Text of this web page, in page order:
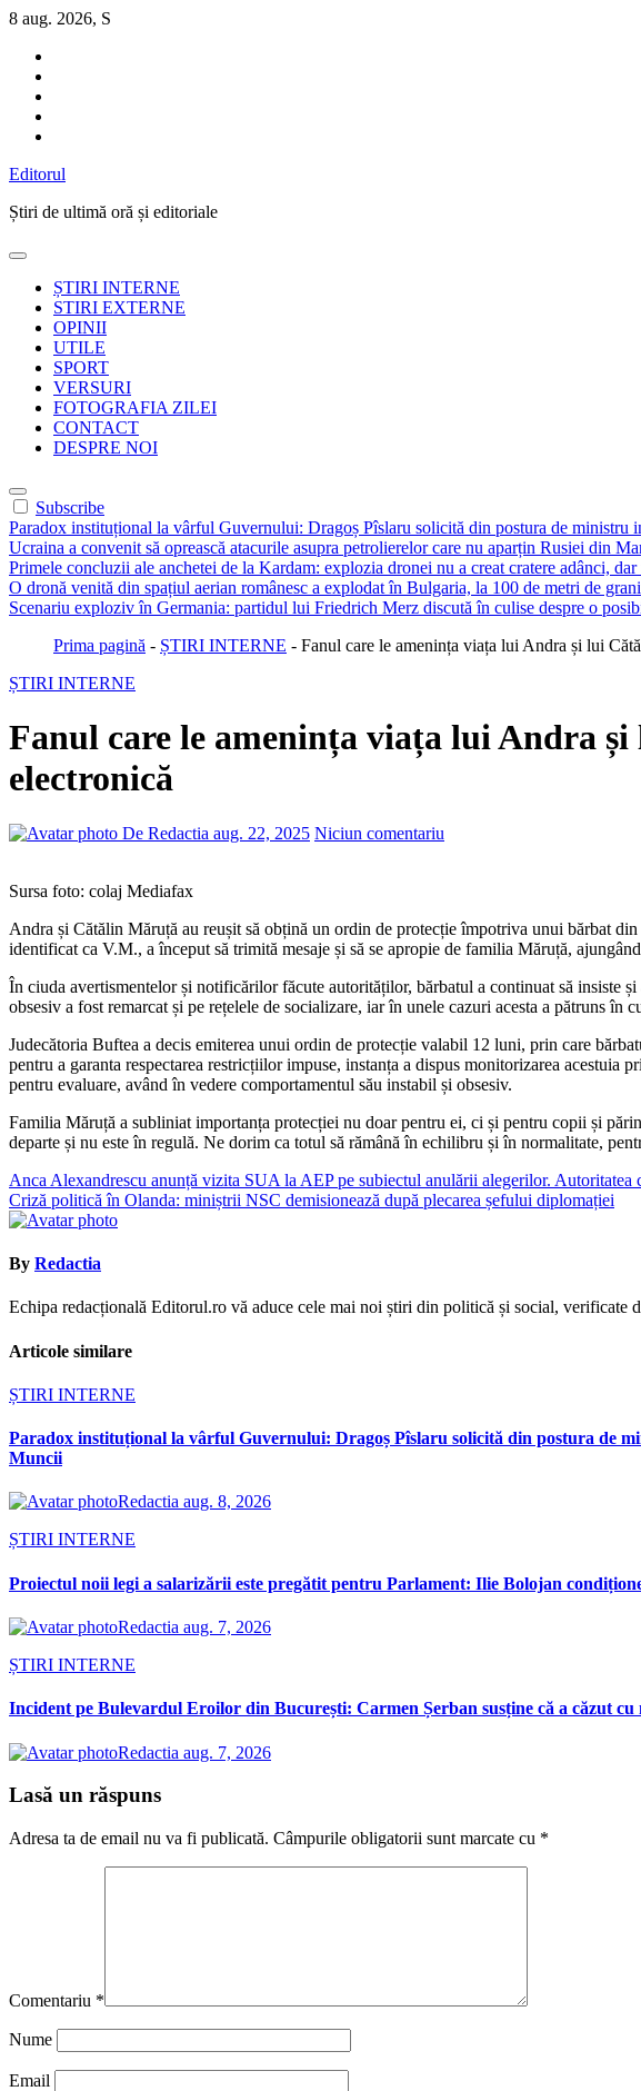
Sari
conținut
8 aug. 2026, S
Editorul
Știri de ultimă oră și editoriale
ȘTIRI INTERNE
STIRI EXTERNE
OPINII
UTILE
SPORT
VERSURI
FOTOGRAFIA ZILEI
CONTACT
DESPRE NOI
Subscribe
Paradox instituțional la vârful Guvernului: Dragoș Pîslaru solicită din postura de
Ucraina a convenit să oprească atacurile asupra petrolierelor care nu aparțin Rusiei din
Primele concluzii ale anchetei de la Kardam: explozia dronei nu a creat cratere adânci,
O dronă venită din spațiul aerian românesc a explodat în Bulgaria, la 100 de metri de
Scenariu exploziv în Germania: partidul lui Friedrich Merz discută în culise despre o
Prima pagină - ȘTIRI INTERNE - Fanul care le amenința viața lui Andra și lui
ȘTIRI INTERNE
Fanul care le amenința viața lui Andra
electronică
De Redactia aug. 22, 2025 Niciun comentariu
Sursa foto: colaj Mediafax
Andra și Cătălin Măruță au reușit să obțină un ordin de protecție împotriva unui bărbat
identificat ca V.M., a început să trimită mesaje și să se apropie de familia Măruță,
În ciuda avertismentelor și notificărilor făcute autorităților, bărbatul a continuat să insiste
obsesiv a fost remarcat și pe rețelele de socializare, iar în unele cazuri acesta a pătruns în
Judecătoria Buftea a decis emiterea unui ordin de protecție valabil 12 luni, prin care
pentru a garanta respectarea restricțiilor impuse, instanța a dispus monitorizarea
pentru evaluare, având în vedere comportamentul său instabil și obsesiv.
Familia Măruță a subliniat importanța protecției nu doar pentru ei, ci și pentru copii și
departe și nu este în regulă. Ne dorim ca totul să rămână în echilibru și în normalitate,
Navigare
în
Anca Alexandrescu anunță vizita SUA la AEP pe subiectul anulării alegerilor.
Criză politică în Olanda: miniștrii NSC demisionează după plecarea șefului diplomației
By Redactia
Echipa redacțională Editorul.ro vă aduce cele mai noi știri din politică și social, verificate
Articole similare
ȘTIRI INTERNE
Paradox instituțional la vârful Guvernului: Dragoș Pîslaru solicită din postura de
Muncii
Redactia aug. 8, 2026
ȘTIRI INTERNE
Proiectul noii legi a salarizării este pregătit pentru Parlament: Ilie Bolojan
Redactia aug. 7, 2026
ȘTIRI INTERNE
Incident pe Bulevardul Eroilor din București: Carmen Șerban susține că a căzut
Redactia aug. 7, 2026
Lasă un răspuns
Adresa ta de email nu va fi publicată. Câmpurile obligatorii sunt marcate cu *
Comentariu *
Nume
Email